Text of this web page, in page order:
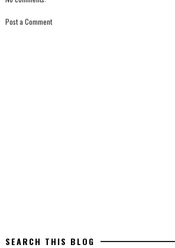
Post a Comment
SEARCH THIS BLOG